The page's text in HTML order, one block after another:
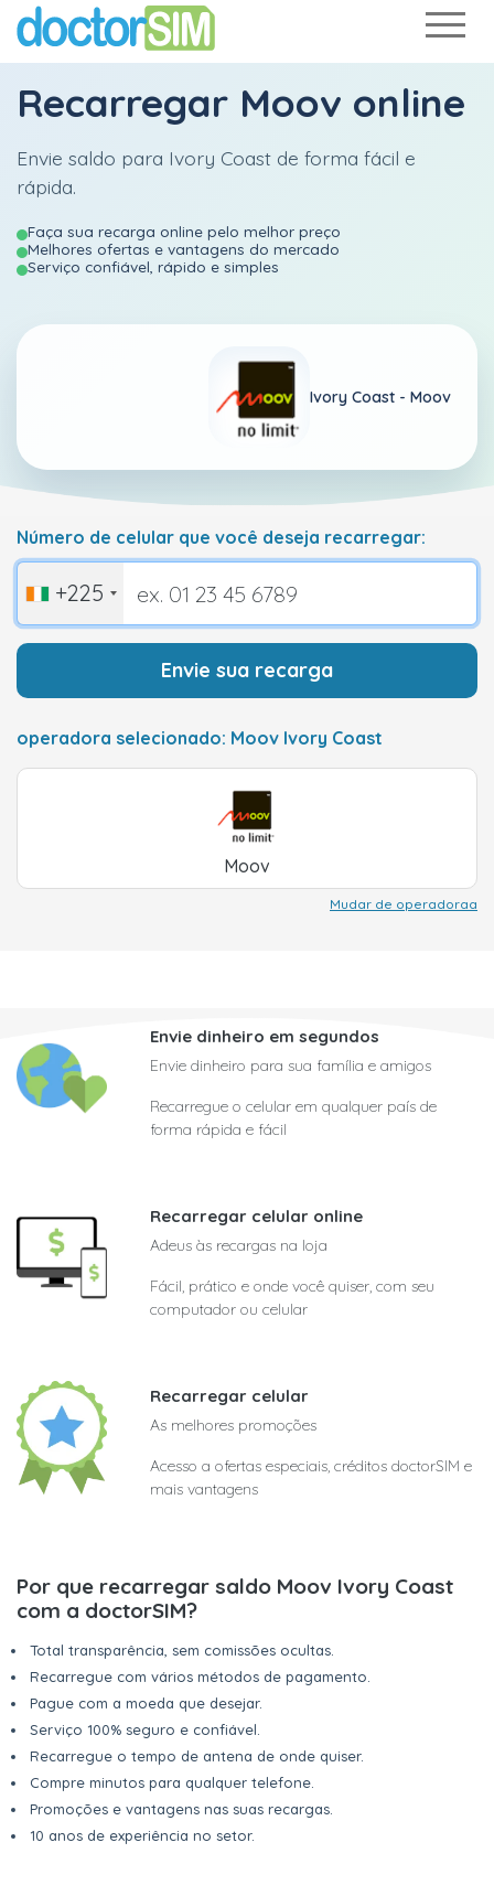
Recarregar Moov online
Envie saldo para Ivory Coast de forma fácil e
rápida.
Faça sua recarga online pelo melhor preço
Melhores ofertas e vantagens do mercado
Serviço confiável, rápido e simples
Ivory Coast - Moov
Número de celular que você deseja recarregar:
+225
Envie sua recarga
operadora selecionado: Moov Ivory Coast
Moov
Mudar de operadoraa
Envie dinheiro em segundos
Envie dinheiro para sua família e amigos
Recarregue o celular em qualquer país de
forma rápida e fácil
Recarregar celular online
Adeus às recargas na loja
Fácil, prático e onde você quiser, com seu
computador ou celular
Recarregar celular
As melhores promoções
Acesso a ofertas especiais, créditos doctorSIM e
mais vantagens
Por que recarregar saldo Moov Ivory Coast
com a doctorSIM?
Total transparência, sem comissões ocultas.
Recarregue com vários métodos de pagamento.
Pague com a moeda que desejar.
Serviço 100% seguro e confiável.
Recarregue o tempo de antena de onde quiser.
Compre minutos para qualquer telefone.
Promoções e vantagens nas suas recargas.
10 anos de experiência no setor.